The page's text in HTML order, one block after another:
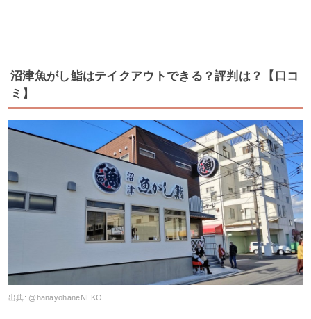
沼津魚がし鮨はテイクアウトできる？評判は？【口コ
ミ】
出典: @hanayohaneNEKO